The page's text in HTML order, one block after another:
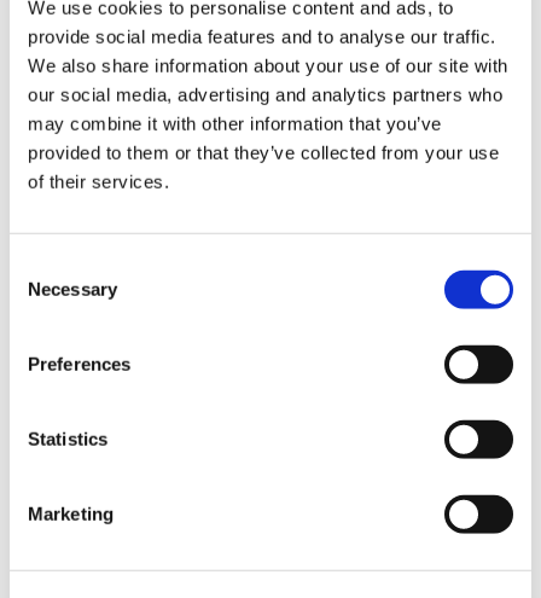
We use cookies to personalise content and ads, to
provide social media features and to analyse our traffic.
We also share information about your use of our site with
our social media, advertising and analytics partners who
may combine it with other information that you’ve
provided to them or that they’ve collected from your use
of their services.
Necessary
Preferences
Statistics
Marketing
間的名牌店鋪。
飯店也很近，可以悠閒地享受購物。
結算
信用卡